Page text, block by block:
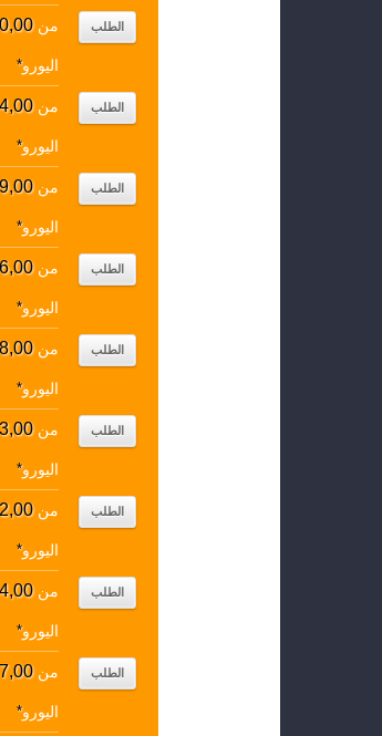
من
اليورو*
الطلب
من
اليورو*
الطلب
من
اليورو*
الطلب
من
اليورو*
الطلب
من
اليورو*
الطلب
من
اليورو*
الطلب
من
اليورو*
الطلب
من
اليورو*
الطلب
من
اليورو*
الطلب